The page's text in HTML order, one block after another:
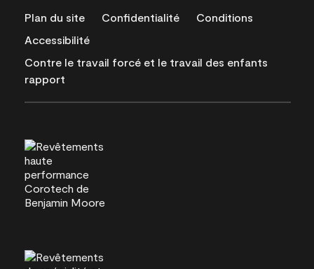
Plan du site Confidentialité
Conditions
Accessibilité
Contre le travail forcé et le travail des enfants
rapport